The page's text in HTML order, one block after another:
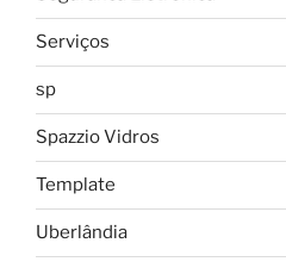
Serviços
sp
Spazzio Vidros
Template
Uberlândia